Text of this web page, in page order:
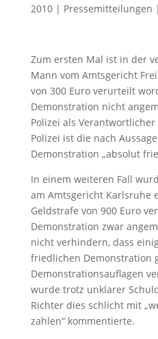
2010| Pressemitteilungen |
Zum ersten Mal ist in der
Mann vom Amtsgericht
von 300 Euro verurteilt
Demonstration nicht
Polizei als
Polizei ist die nach
Demonstration „absolut
In einem weiteren Fall
am Amtsgericht Karlsruhe
Geldstrafe von 900 Euro
Demonstration zwar
nicht verhindern, dass
friedlichen Demonstration
Demonstrationsauflagen
wurde trotz unklarer
Richter dies schlicht mit
zahlen“ kommentierte.